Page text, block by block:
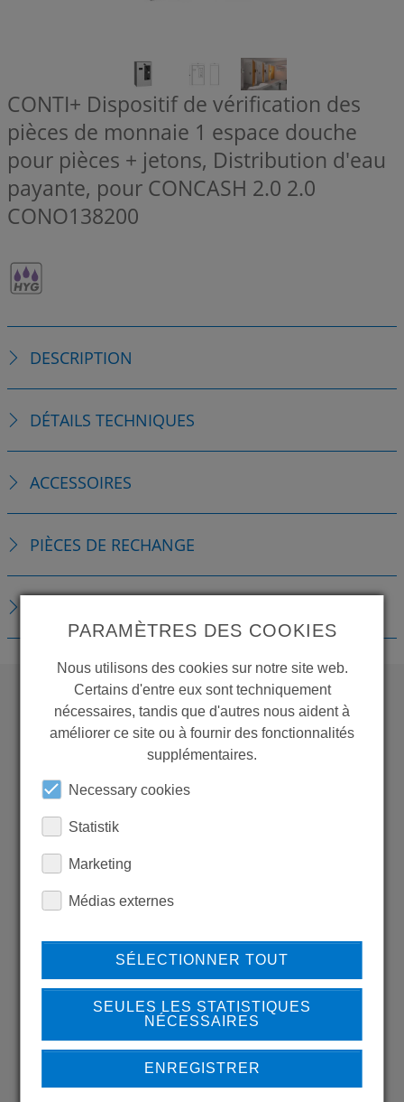
CONTI+ Dispositif de vérification des
pièces de monnaie 1 espace douche
pour pièces + jetons, Distribution d'eau
payante, pour CONCASH 2.0 2.0
CONO138200
DESCRIPTION
DÉTAILS TECHNIQUES
ACCESSOIRES
PIÈCES DE RECHANGE
WANT TO SEE
MORE PRODUCTS?
LEARN MORE ABOUT
OUR REFERENCES
PARAMÈTRES DES COOKIES
Nous utilisons des cookies sur notre site web.
Certains d'entre eux sont techniquement
nécessaires, tandis que d'autres nous aident à
améliorer ce site ou à fournir des fonctionnalités
supplémentaires.
Necessary cookies
Statistik
Marketing
Médias externes
SÉLECTIONNER TOUT
SEULES LES STATISTIQUES
NÉCESSAIRES
ENREGISTRER